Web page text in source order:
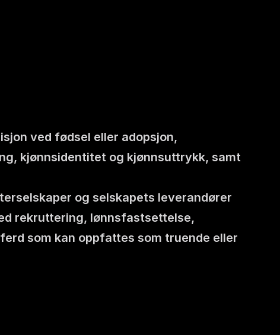
ved fødsel eller adopsjon,
kjønnsidentitet og kjønnsuttrykk, samt
og selskapets leverandører
rekruttering, lønnsfastsettelse,
som kan oppfattes som truende eller